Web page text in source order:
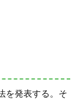
を発表する。そ